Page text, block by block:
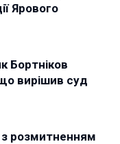
Ярового
Бортніков
вирішив суд
розмитненням